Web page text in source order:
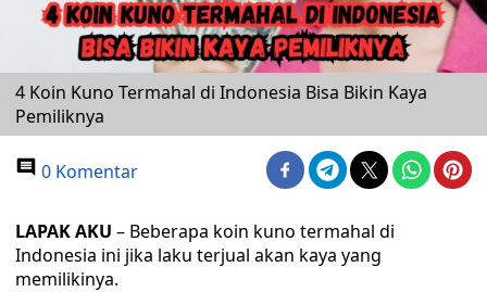
4 Koin Kuno Termahal di Indonesia Bisa Bikin Kaya
Pemiliknya
0 Komentar
LAPAK AKU – Beberapa koin kuno termahal di
Indonesia ini jika laku terjual akan kaya yang
memilikinya.